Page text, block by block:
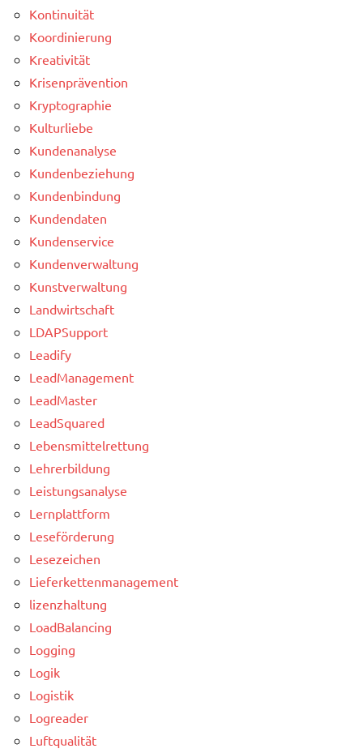
Kontinuität
Koordinierung
Kreativität
Krisenprävention
Kryptographie
Kulturliebe
Kundenanalyse
Kundenbeziehung
Kundenbindung
Kundendaten
Kundenservice
Kundenverwaltung
Kunstverwaltung
Landwirtschaft
LDAPSupport
Leadify
LeadManagement
LeadMaster
LeadSquared
Lebensmittelrettung
Lehrerbildung
Leistungsanalyse
Lernplattform
Leseförderung
Lesezeichen
Lieferkettenmanagement
lizenzhaltung
LoadBalancing
Logging
Logik
Logistik
Logreader
Luftqualität